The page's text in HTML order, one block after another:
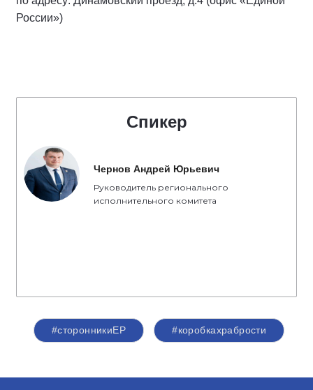
России»)
Спикер
Чернов Андрей Юрьевич
Руководитель регионального
исполнительного комитета
#сторонникиЕР #коробкахрабрости